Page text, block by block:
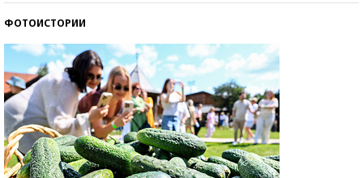
ФОТОИСТОРИИ